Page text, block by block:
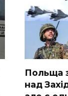
Польща
над